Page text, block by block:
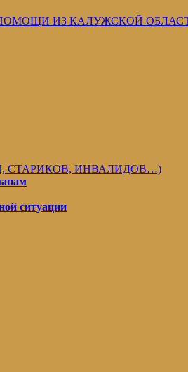
ИЗ КАЛУЖСКОЙ
СТАРИКОВ, ИНВАЛИДОВ…)
ситуации